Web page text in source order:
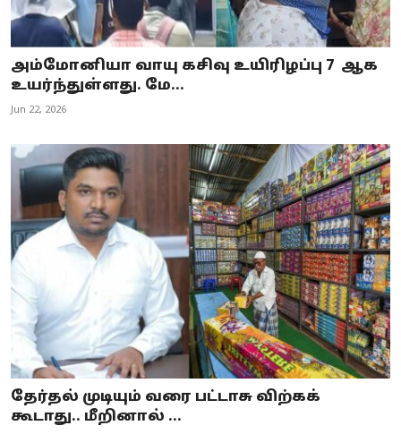
அம்மோனியா வாயு கசிவு உயிரிழப்பு 7 ஆக
உயர்ந்துள்ளது. மே...
Jun 22, 2026
தேர்தல் முடியும் வரை பட்டாசு விற்கக்
கூடாது.. மீறினால் ...